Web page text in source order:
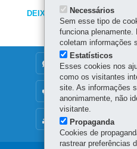
DEIXE SUA OPINIÃO
MAPA DO SITE
DENUNCIE CORRUPÇÃO
OUVIDORIA
Necessários
Sem esse tipo de
funciona
coletam informações
Estatísticos
Esses cookies nos
como os visitantes
site. As informações
anonimamente, não
visitante.
Propaganda
Cookies de
rastrear preferências